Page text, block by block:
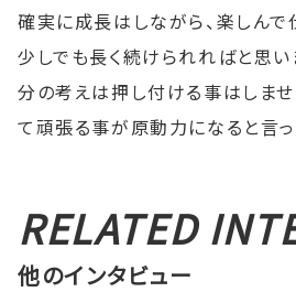
確実に成長はしながら、楽しん
少しでも長く続けられればと思い
分の考えは押し付ける事はしませ
て頑張る事が原動力になると言っ
RELATED
他のインタビュー